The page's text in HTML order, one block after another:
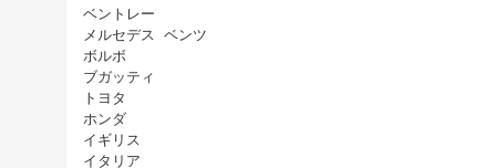
ベントレー
メルセデス ベンツ
ボルボ
ブガッティ
トヨタ
ホンダ
イギリス
イタリア